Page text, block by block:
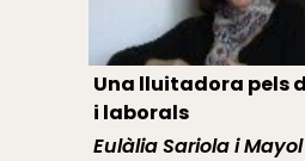
Una lluitadora pels
i laborals
Eulàlia Sariola i Mayol